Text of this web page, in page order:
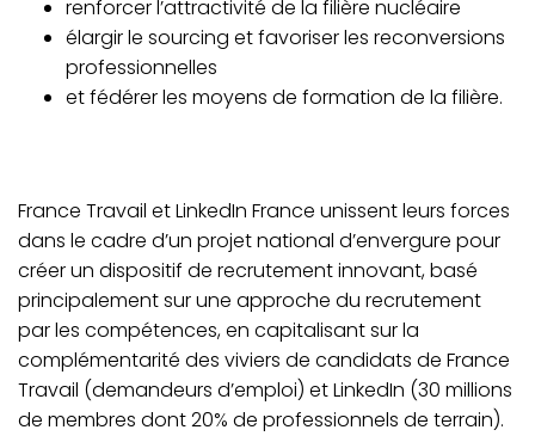
renforcer l’attractivité de la filière nucléaire
élargir le sourcing et favoriser les reconversions
professionnelles
et fédérer les moyens de formation de la filière.
France Travail et LinkedIn France unissent leurs forces
dans le cadre d’un projet national d’envergure pour
créer un dispositif de recrutement innovant, basé
principalement sur une approche du recrutement
par les compétences, en capitalisant sur la
complémentarité des viviers de candidats de France
Travail (demandeurs d’emploi) et LinkedIn (30 millions
de membres dont 20% de professionnels de terrain).